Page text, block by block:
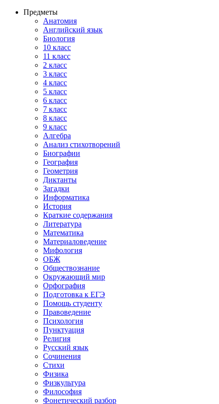
Предметы
Анатомия
Английский язык
Биология
10 класс
11 класс
2 класс
3 класс
4 класс
5 класс
6 класс
7 класс
8 класс
9 класс
Алгебра
Анализ стихотворений
Биографии
География
Геометрия
Диктанты
Загадки
Информатика
История
Краткие содержания
Литература
Математика
Материаловедение
Мифология
ОБЖ
Обществознание
Окружающий мир
Орфография
Подготовка к ЕГЭ
Помощь студенту
Правоведение
Психология
Пунктуация
Религия
Русский язык
Сочинения
Стихи
Физика
Физкультура
Философия
Фонетический разбор